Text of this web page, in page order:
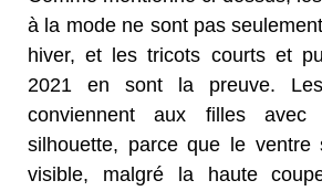
à la mode ne sont pas
hiver, et les tricots courts et
2021 en sont la preuve.
conviennent aux filles avec
silhouette, parce que le ventre
visible, malgré la haute